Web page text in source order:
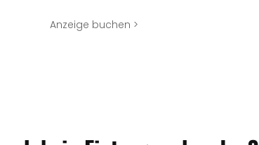
Anzeige buchen >